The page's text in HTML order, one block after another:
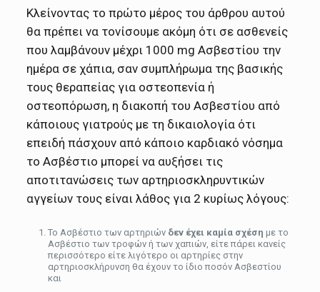
Κλείνοντας το πρώτο μέρος του άρθρου αυτού
θα πρέπει να τονίσουμε ακόμη ότι σε ασθενείς
που λαμβάνουν μέχρι 1000 mg Ασβεστίου την
ημέρα σε χάπια, σαν συμπλήρωμα της βασικής
τους θεραπείας για οστεοπενία ή
οστεοπόρωση, η διακοπή του Ασβεστίου από
κάποιους γιατρούς με τη δικαιολογία ότι
επειδή πάσχουν από κάποιο καρδιακό νόσημα
το Ασβέστιο μπορεί να αυξήσει τις
αποτιτανώσεις των αρτηριοσκληρυντικών
αγγείων τους είναι λάθος για 2 κυρίως λόγους:
Το Ασβέστιο των αρτηριών δεν έχει καμία σχέση με το
Ασβέστιο των τροφών ή των χαπιών, είτε πάρει κανείς
περισσότερο είτε λιγότερο οι αρτηρίες στην
αρτηριοσκλήρυνση θα έχουν το ίδιο ποσόν Ασβεστίου
και